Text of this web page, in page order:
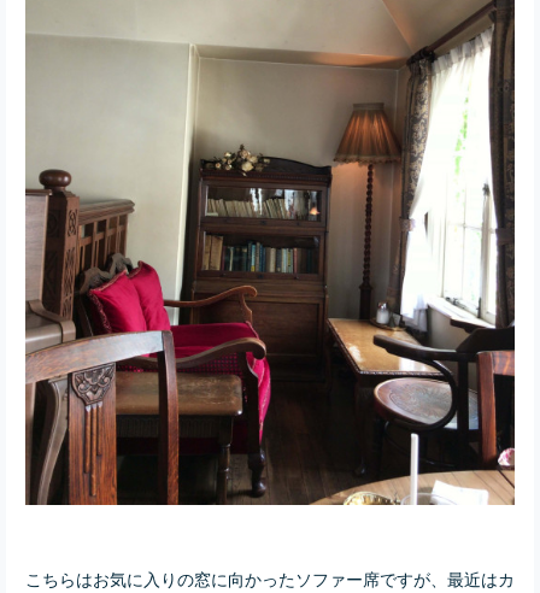
こちらはお気に入りの窓に向かったソファー席ですが、最近はカ